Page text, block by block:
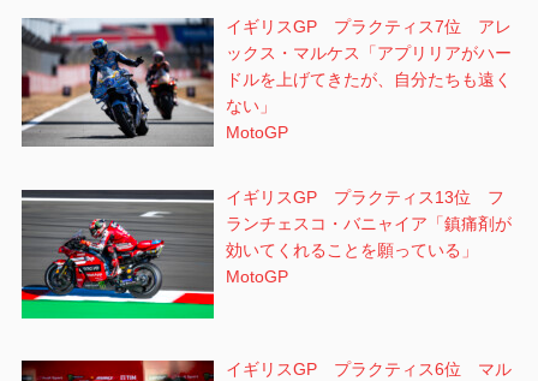
ン
イギリスGP プラクティス7位 アレ
ックス・マルケス「アプリリアがハー
ドルを上げてきたが、自分たちも遠く
ない」
MotoGP
イギリスGP プラクティス13位 フ
ランチェスコ・バニャイア「鎮痛剤が
効いてくれることを願っている」
MotoGP
イギリスGP プラクティス6位 マル